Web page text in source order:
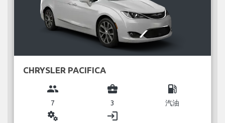
CHRYSLER PACIFICA
group
7
business_center
3
local_gas_station
汽油
miscellaneous_services login